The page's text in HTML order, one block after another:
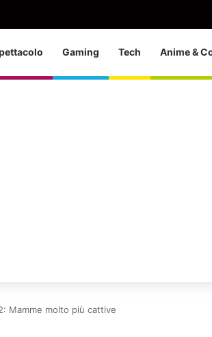
si ritira: So che è arrivato il momento giusto
Gaming Tech Anime &
Mamme molto più cattive